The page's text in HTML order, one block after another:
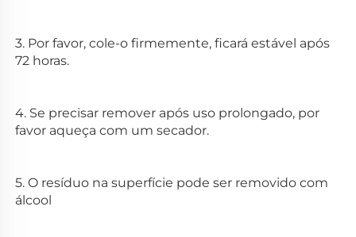
3. Por favor, cole-o firmemente, ficará estável após
72 horas.
4. Se precisar remover após uso prolongado, por
favor aqueça com um secador.
5. O resíduo na superfície pode ser removido com
álcool